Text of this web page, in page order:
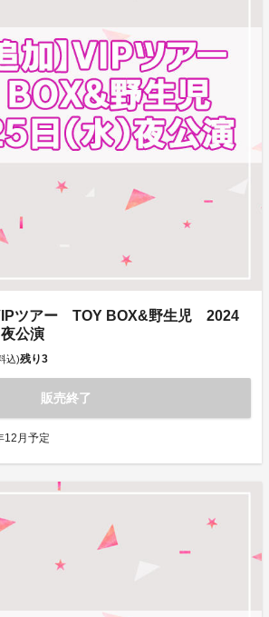
ツアー TOY BOX&野生児 2024
公演
込)残り3
販売終了
12月予定